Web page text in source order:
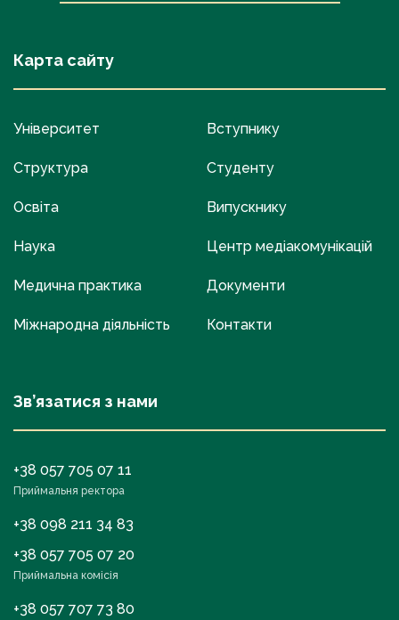
Карта сайту
Університет
Структура
Освіта
Наука
Медична практика
Міжнародна діяльність
Вступнику
Студенту
Випускнику
Центр медіакомунікацій
Документи
Контакти
Зв’язатися з нами
+38 057 705 07 11
Приймальня ректора
+38 098 211 34 83
+38 057 705 07 20
Приймальна комісія
+38 057 707 73 80